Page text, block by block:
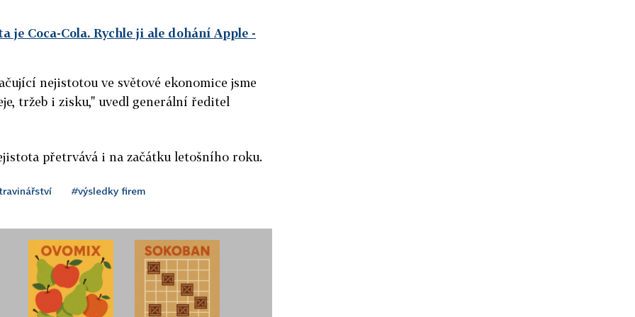
je Coca-Cola. Rychle ji ale dohání Apple -
nejistotou ve světové ekonomice jsme
tržeb i zisku," uvedl generální ředitel
přetrvává i na začátku letošního roku.
#výsledky firem